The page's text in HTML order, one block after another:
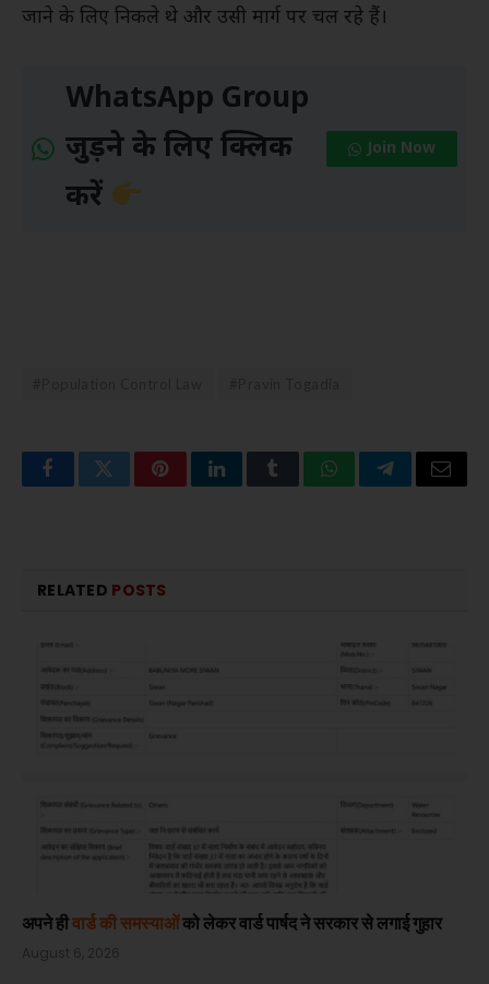
जाने के लिए निकले थे और उसी मार्ग पर चल रहे हैं।
WhatsApp Group
जुड़ने के लिए क्लिक
करें
Join Now
FacebookTwitterPinterestLinkedInTumblrWhatsAppTelegramEmail
RELATED POSTS
अपने हीवार्ड की समस्याओंको लेकर वार्ड पार्षद ने सरकार से लगाई गुहार
August 6, 2026